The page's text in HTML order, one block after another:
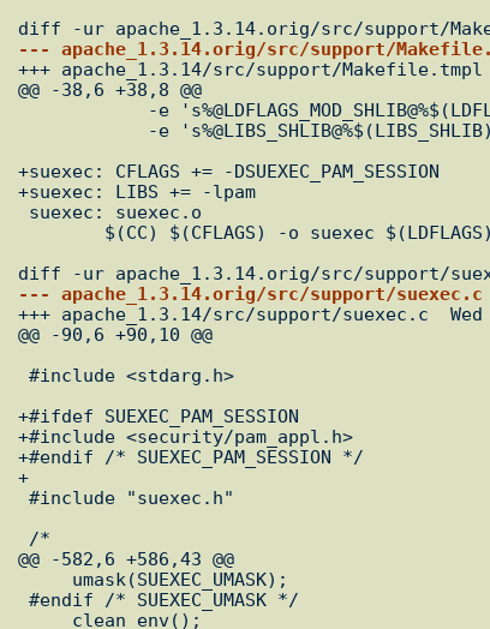
+++ apache_1.3.14/src/support/Makefile.tmpl	Wed Dec 27 13:23:13 2000
@@ -38,6 +38,8 @@
+suexec: CFLAGS += -DSUEXEC_PAM_SESSION
+suexec: LIBS += -lpam
+++ apache_1.3.14/src/support/suexec.c	Wed Dec 27 13:31:39 2000
@@ -90,6 +90,10 @@
+#ifdef SUEXEC_PAM_SESSION
+#include <security/pam_appl.h>
+#endif /* SUEXEC_PAM_SESSION */
+
@@ -582,6 +586,43 @@